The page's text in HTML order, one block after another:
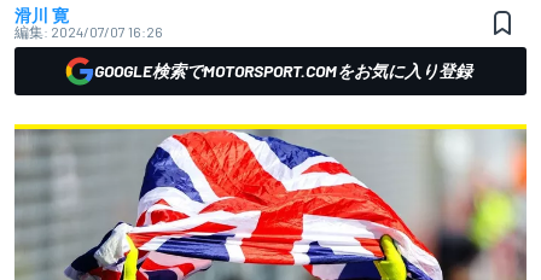
滑川 寛
編集: 2024/07/07 16:26
GOOGLE検索でMOTORSPORT.COMをお気に入り登録